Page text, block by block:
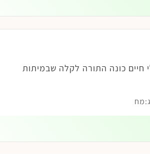
חיים כונה התורה לקלה שבמיתות